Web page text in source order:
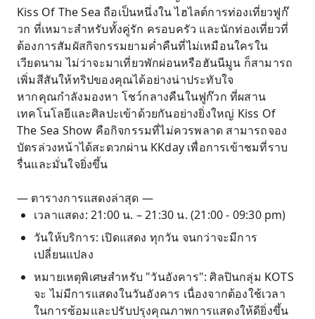
Kiss Of The Sea ถือเป็นหนึ่งใน ไฮไลต์การท่องเที่ยวฟูก๊
วก ที่เหมาะสำหรับทั้งคู่รัก ครอบครัว และนักท่องเที่ยวที่
ต้องการสัมผัสกิจกรรมยามค่ำคืนที่ไม่เหมือนใครใน
เวียดนาม ไม่ว่าจะมาเที่ยวพักผ่อนหรือฮันนีมูน ก็สามารถ
เพิ่มสีสันให้ทริปของคุณได้อย่างน่าประทับใจ
หากคุณกำลังมองหา โชว์กลางคืนในฟูก๊วก ที่ผสาน
เทคโนโลยีและศิลปะเข้าด้วยกันอย่างยิ่งใหญ่ Kiss Of
The Sea Show คือกิจกรรมที่ไม่ควรพลาด สามารถจอง
บัตรล่วงหน้าได้สะดวกผ่าน KKday เพื่อการเข้าชมที่ราบ
รื่นและมั่นใจยิ่งขึ้น
— ตารางการแสดงล่าสุด —
เวลาแสดง: 21:00 น. – 21:30 น. (21:00 - 09:30 pm)
วันให้บริการ: เปิดแสดง ทุกวัน จนกว่าจะมีการ
เปลี่ยนแปลง
หมายเหตุพิเศษสำหรับ "วันอังคาร": ศิลปินกลุ่ม KOTS
จะ ไม่มีการแสดงในวันอังคาร เนื่องจากต้องใช้เวลา
ในการซ้อมและปรับปรุงคุณภาพการแสดงให้ดียิ่งขึ้น